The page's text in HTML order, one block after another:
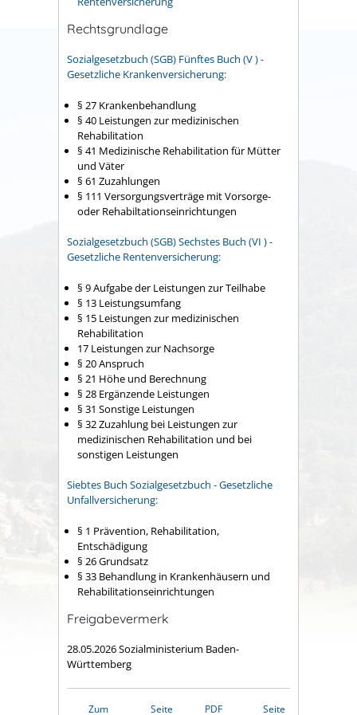
Rechtsgrundlage
Sozialgesetzbuch (SGB) Fünftes Buch (V ) -
Gesetzliche Krankenversicherung:
§ 27 Krankenbehandlung
§ 40 Leistungen zur medizinischen
Rehabilitation
§ 41 Medizinische Rehabilitation für Mütter
und Väter
§ 61 Zuzahlungen
§ 111 Versorgungsverträge mit Vorsorge-
oder Rehabiltationseinrichtungen
Sozialgesetzbuch (SGB) Sechstes Buch (VI ) -
Gesetzliche Rentenversicherung:
§ 9 Aufgabe der Leistungen zur Teilhabe
§ 13 Leistungsumfang
§ 15 Leistungen zur medizinischen
Rehabilitation
17 Leistungen zur Nachsorge
§ 20 Anspruch
§ 21 Höhe und Berechnung
§ 28 Ergänzende Leistungen
§ 31 Sonstige Leistungen
§ 32 Zuzahlung bei Leistungen zur
medizinischen Rehabilitation und bei
sonstigen Leistungen
Siebtes Buch Sozialgesetzbuch - Gesetzliche
Unfallversicherung:
§ 1 Prävention, Rehabilitation,
Entschädigung
§ 26 Grundsatz
§ 33 Behandlung in Krankenhäusern und
Rehabilitationseinrichtungen
Freigabevermerk
28.05.2026 Sozialministerium Baden-
Württemberg
Zum
Seite
PDF
Seite